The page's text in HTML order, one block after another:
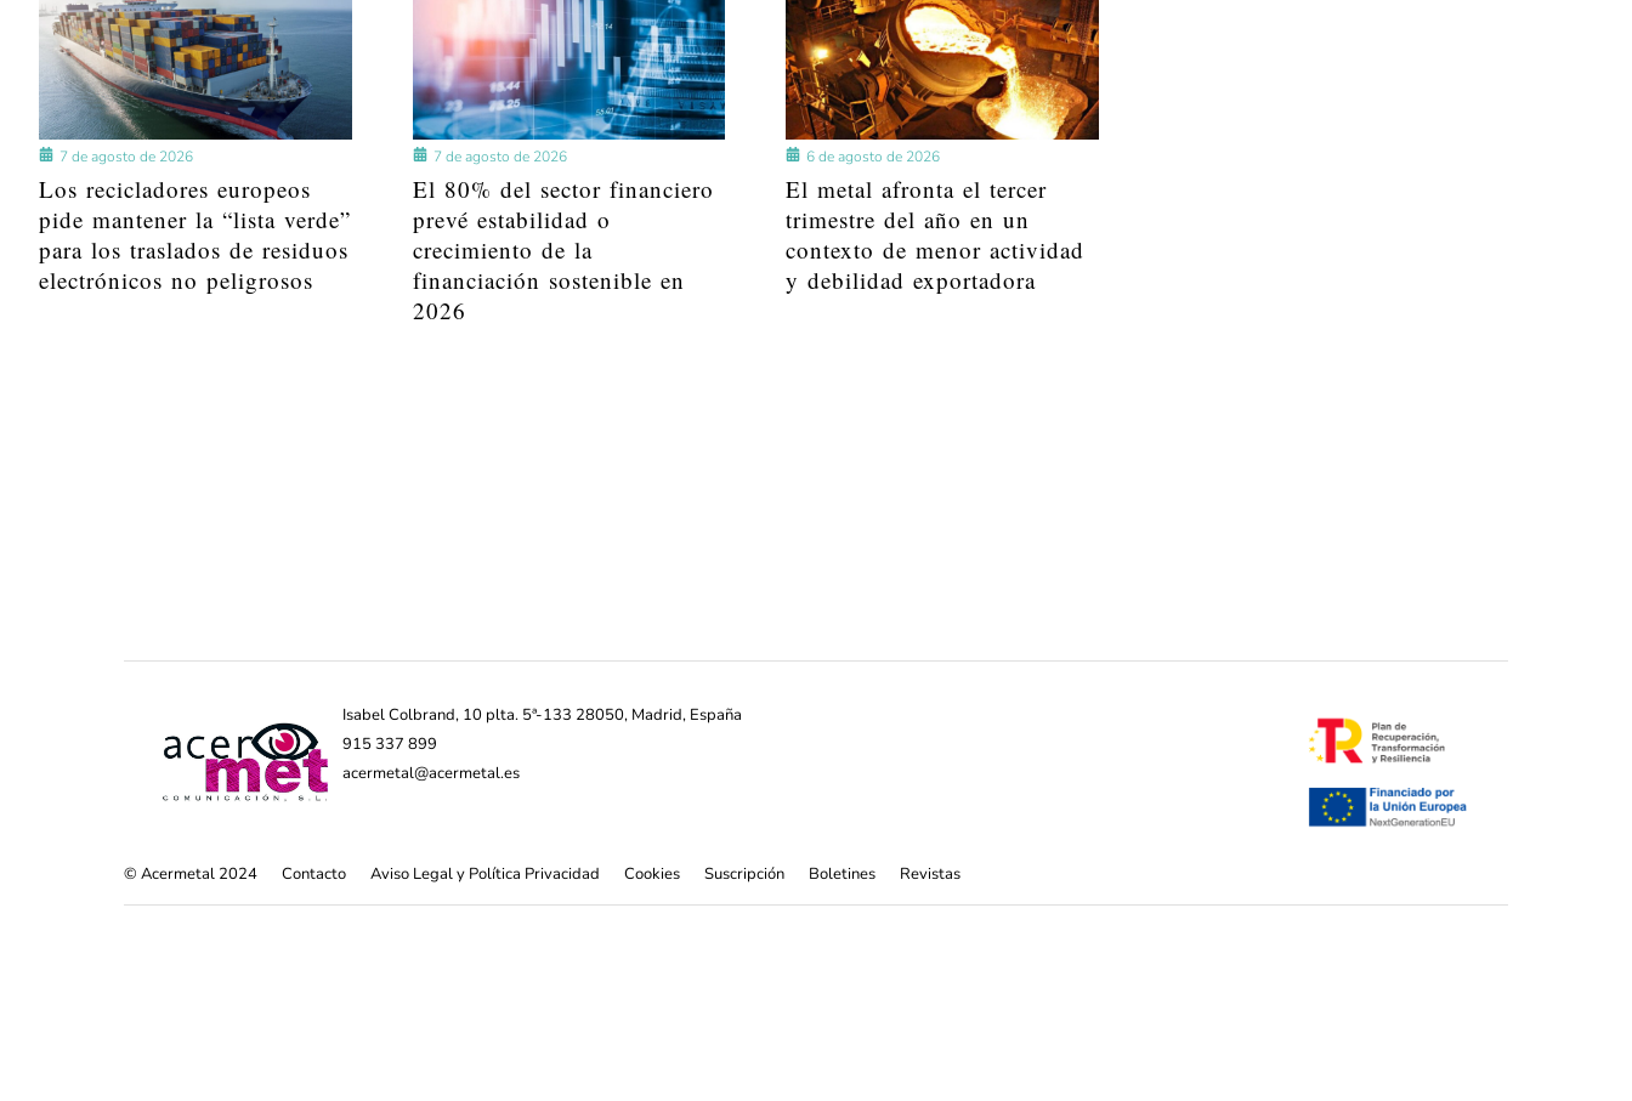
7 de agosto de 2026
Los recicladores europeos
pide mantener la “lista verde”
para los traslados de residuos
electrónicos no peligrosos
7 de agosto de 2026
El 80% del sector financiero
prevé estabilidad o
crecimiento de la
financiación sostenible en
2026
6 de agosto de 2026
El metal afronta el tercer
trimestre del año en un
contexto de menor actividad
y debilidad exportadora
Isabel Colbrand, 10 plta. 5ª-133 28050, Madrid, España
915 337 899
acermetal@acermetal.es
© Acermetal 2024 Contacto Aviso Legal y Política Privacidad Cookies Suscripción Boletines Revistas